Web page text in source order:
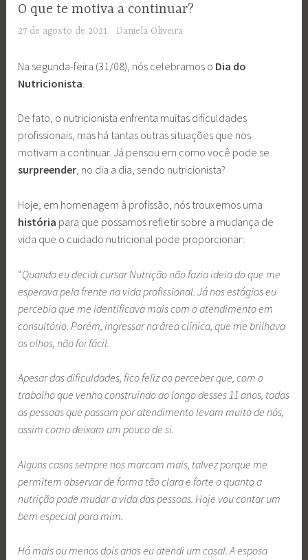
O que te motiva a continuar?
27 de agosto de 2021 Daniela Oliveira
Na segunda-feira (31/08), nós celebramos o Dia do
Nutricionista
De fato, o nutricionista enfrenta muitas dificuldades
profissionais, mas há tantas outras situações que nos
motivam a continuar. Já pensou em como você pode se
surpreender, no dia a dia, sendo nutricionista?
Hoje, em homenagem à profissão, nós trouxemos uma
história para que possamos refletir sobre a mudança de
vida que o cuidado nutricional pode proporcionar:
“Quando eu decidi cursar Nutrição não fazia ideia do que me
esperava pela frente na vida profissional. Já nos estágios eu
percebia que me identificava mais com o atendimento em
consultório. Porém, ingressar na área clínica, que me brilhava
os olhos, não foi fácil.
Apesar das dificuldades, fico feliz ao perceber que, com o
trabalho que venho construindo ao longo desses 11 anos, todas
as pessoas que passam por atendimento levam muito de nós,
assim como deixam um pouco de si.
Alguns casos sempre nos marcam mais, talvez porque me
permitem observar de forma tão clara e forte o quanto a
nutrição pode mudar a vida das pessoas. Hoje vou contar um
bem especial para mim.
Há mais ou menos dois anos eu atendi um casal. A esposa